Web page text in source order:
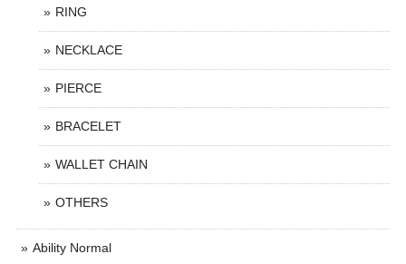
RING
NECKLACE
PIERCE
BRACELET
WALLET CHAIN
OTHERS
Ability Normal